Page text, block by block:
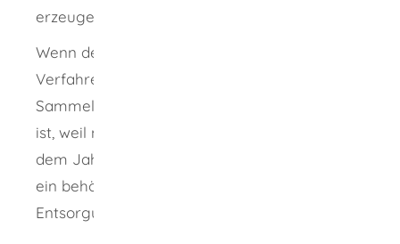
erzeugen.
Wenn der Entsorger nicht für das privilegierte
Verfahren zugelassen ist und kein
Sammelnachweis eines Beförderers nutzbar
ist, weil mehr als 20 Tonnen des Abfalls in
dem Jahr an der Anfallstelle entstehen, wird
ein behördlich bestätigter
Entsorgungsnachweis benötigt.